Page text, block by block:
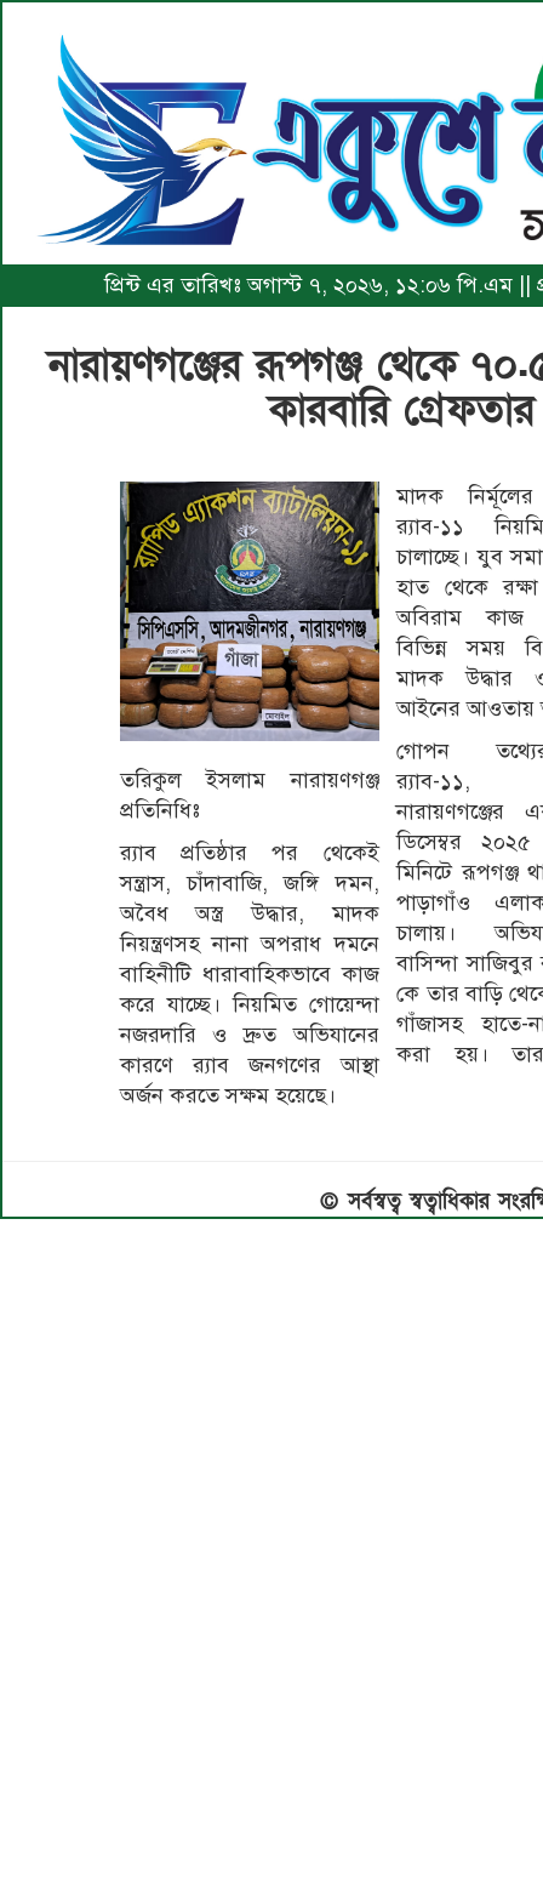
প্রিন্ট এর তারিখঃ অগাস্ট ৭, ২০২৬, ১২:০৬ পি.এম
নারায়ণগঞ্জের রূপগঞ্জ থেকে
কারবারি
তরিকুল ইসলাম নারায়ণগঞ্জ
প্রতিনিধিঃ
র‍্যাব প্রতিষ্ঠার পর থেকেই
সন্ত্রাস, চাঁদাবাজি, জঙ্গি দমন,
অবৈধ অস্ত্র উদ্ধার, মাদক
নিয়ন্ত্রণসহ নানা অপরাধ দমনে
বাহিনীটি ধারাবাহিকভাবে কাজ
করে যাচ্ছে। নিয়মিত গোয়েন্দা
নজরদারি ও দ্রুত অভিযানের
কারণে র‍্যাব জনগণের আস্থা
অর্জন করতে সক্ষম হয়েছে।
মাদক
র‍্যাব-১১
চালাচ্ছে। যুব
হাত থেকে
অবিরাম
বিভিন্ন সময়
মাদক উদ্ধার ও
আইনের আওতায়
গোপন
র‍্যাব-১১,
ডিসেম্বর
মিনিটে রূপগঞ্জ
পাড়াগাঁও
চালায়।
বাসিন্দা
কে তার বাড়ি
গাঁজাসহ হাতে-
করা হয়।
© সর্বস্বত্ব স্বত্বাধিকার